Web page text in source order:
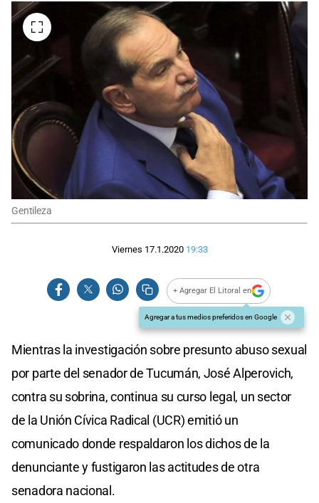
Gentileza
Viernes 17.1.2020 19:33
+ Agregar El Litoral en
Agregar a tus medios preferidos en Google
Mientras la investigación sobre presunto abuso sexual
por parte del senador de Tucumán, José Alperovich,
contra su sobrina, continua su curso legal, un sector
de la Unión Cívica Radical (UCR) emitió un
comunicado donde respaldaron los dichos de la
denunciante y fustigaron las actitudes de otra
senadora nacional.